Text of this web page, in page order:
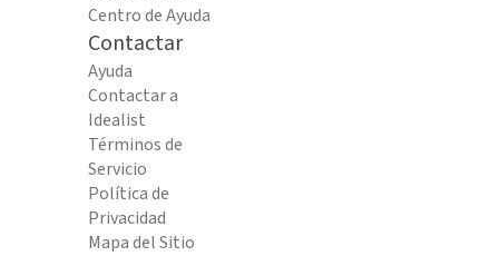
Centro de Ayuda
Contactar
Ayuda
Contactar a
Idealist
Términos de
Servicio
Política de
Privacidad
Mapa del Sitio